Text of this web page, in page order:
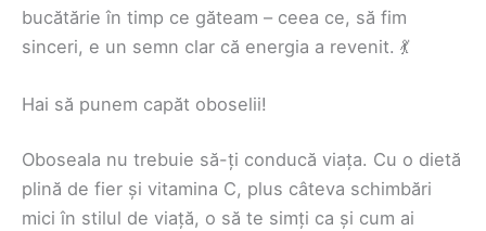
bucătărie în timp ce găteam – ceea ce, să fim
sinceri, e un semn clar că energia a revenit. 💃
Hai să punem capăt oboselii!
Oboseala nu trebuie să-ți conducă viața. Cu o dietă
plină de fier și vitamina C, plus câteva schimbări
mici în stilul de viață, o să te simți ca și cum ai